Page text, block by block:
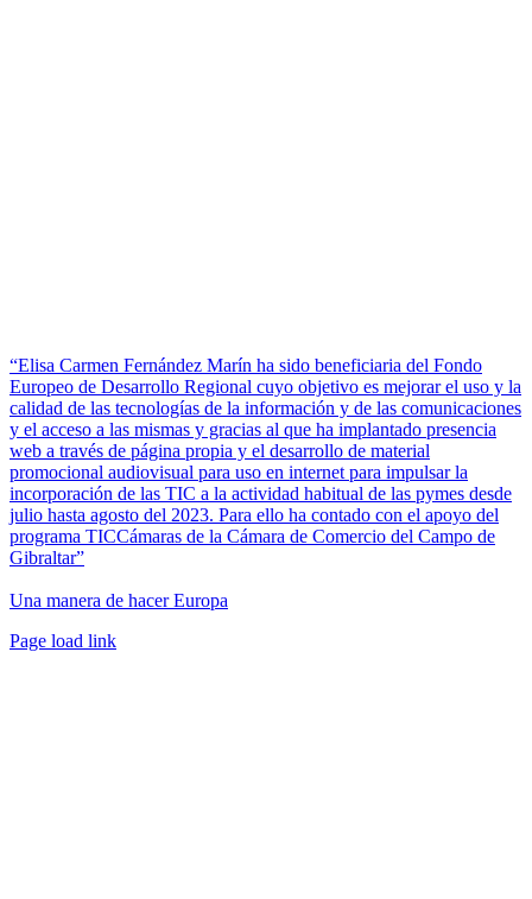
“Elisa Carmen Fernández Marín ha sido beneficiaria del Fondo
Europeo de Desarrollo Regional cuyo objetivo es mejorar el uso y la
calidad de las tecnologías de la información y de las comunicaciones
y el acceso a las mismas y gracias al que ha implantado presencia
web a través de página propia y el desarrollo de material
promocional audiovisual para uso en internet para impulsar la
incorporación de las TIC a la actividad habitual de las pymes desde
julio hasta agosto del 2023. Para ello ha contado con el apoyo del
programa TICCámaras de la Cámara de Comercio del Campo de
Gibraltar”
Una manera de hacer Europa
Facebook
Twitter
Instagram
Pinterest
Page load link